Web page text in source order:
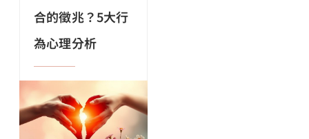
合的徵兆？5大行
為心理分析